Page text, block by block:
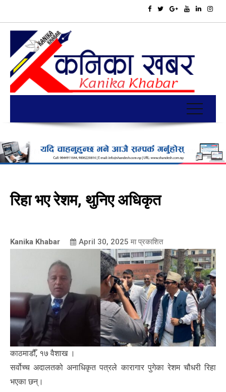
रिहा भए रेशम, थुनिए अधिकृत
Kanika Khabar April 30, 2025 मा प्रकाशित
काठमाडौँ, १७ वैशाख ।
सर्वोच्च अदालतको अनाधिकृत पत्रले कारागार पुगेका रेशम चौधरी रिहा
भएका छन्।